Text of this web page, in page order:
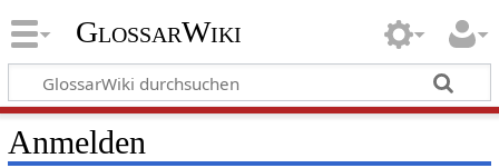
GlossarWiki
Anmelden